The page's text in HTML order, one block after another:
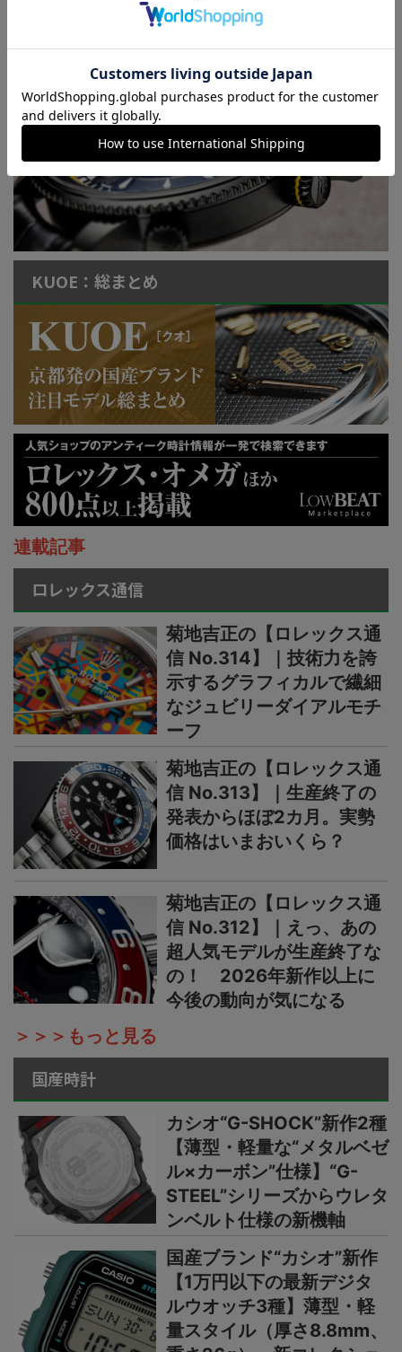
Watch LIFE NEWS
LowBEAT Marketplace
ONLINE SHOP
特許取得“耐衝撃”ウオッチなど
KUOE：総まとめ
連載記事
ロレックス通信
菊地吉正の【ロレックス通
信 No.314】｜技術力を誇
示するグラフィカルで繊細
なジュビリーダイアルモチ
ーフ
菊地吉正の【ロレックス通
信 No.313】｜生産終了の
発表からほぼ2カ月。実勢
価格はいまおいくら？
菊地吉正の【ロレックス通
信 No.312】｜えっ、あの
超人気モデルが生産終了な
の！ 2026年新作以上に
今後の動向が気になる
＞＞＞もっと見る
国産時計
カシオ“G-SHOCK”新作2種
【薄型・軽量な“メタルベゼ
ル×カーボン”仕様】“G-
STEEL”シリーズからウレタ
ンベルト仕様の新機軸
国産ブランド“カシオ”新作
【1万円以下の最新デジタ
ルウオッチ3種】薄型・軽
量スタイル（厚さ8.8mm、